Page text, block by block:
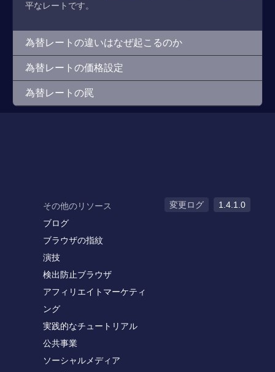
平なレートです。
為替レートの違いはなぜ起こるのか
為替レートの価格設定
為替レートの罠
その他のリソース
ブログ
ブラウザの指紋
演技
検出防止ブラウザ
アフィリエイトマーケティ
ング
実践的なチュートリアル
公共事業
ソーシャルメディア
変更ログ 1.4.1.0